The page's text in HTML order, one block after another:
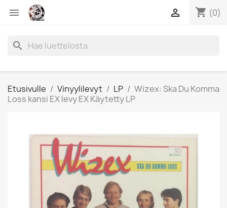
 shopping_cart (0)

search
Etusivulle Vinyylilevyt LP
Wizex: Ska Du Komma
Loss kansi EX levy EX Käytetty LP